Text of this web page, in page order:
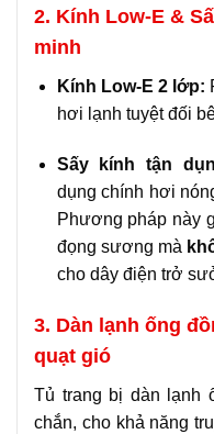
2. Kính Low-E &
minh
Kính Low-E 2 lớp:
hơi lạnh tuyệt đối
Sấy kính tận
dụng chính hơi
Phương pháp này
đọng sương mà
cho dây điện trở
3. Dàn lạnh ống
quạt gió
Tủ trang bị dàn lạnh
chắn, cho khả năng